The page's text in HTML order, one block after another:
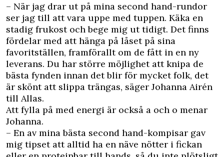
– När jag drar ut på mina second hand-rundor
ser jag till att vara uppe med tuppen. Käka en
stadig frukost och bege mig ut tidigt. Det finns
fördelar med att hänga på låset på sina
favoritställen, framförallt om de fått in en ny
leverans. Du har större möjlighet att knipa de
bästa fynden innan det blir för mycket folk, det
är skönt att slippa trängas, säger Johanna Airén
till Allas.
Att fylla på med energi är också a och o menar
Johanna.
– En av mina bästa second hand-kompisar gav
mig tipset att alltid ha en näve nötter i fickan